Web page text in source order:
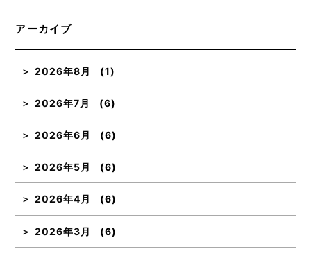
アーカイブ
2026年8月 (1)
2026年7月 (6)
2026年6月 (6)
2026年5月 (6)
2026年4月 (6)
2026年3月 (6)